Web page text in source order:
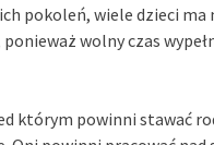
pokoleń, wiele dzieci ma
ponieważ wolny czas
którym powinni stawać